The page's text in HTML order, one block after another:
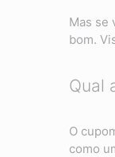
Mas se
bom.
Qual
O
como